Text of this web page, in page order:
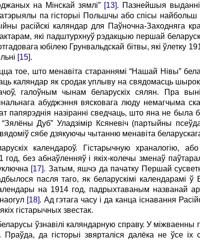
на Мінскай зямлі” [13]. Пазнейшыя выданні
па гісторыі Польшчы або спісы
расійскі каляндар для Паўночна-Заходняга
які падштурхнуў рэдакцыю першай
юбілею Грунвальдскай бітвы, які ўлетку
[15].
тое, што менавіта стараннямі “Нашай Нівы”
каляндар як сродак уплыву на свядомасць
галоўным чынам беларускіх сялян. Пра
абуджэння вясковага люду немагчыма
назіранні сведчаць, што яна не была
Дуб” Уладзімір Ксяневіч (партыйны
сябе дзякуючы чытанню менавіта
календароў. Гістарычную храналогію,
без абнаўленняў і якіх-колечы зменаў
[17]. Затым, яшчэ да пачатку Першай
пасля таго, як беларускімі календарамі ў
на 1914 год, падрыхтаваным названай
[18]. Ад гэтага часу і да канца існавання
гістарычных звестак.
ўзнавілі каляндарную справу. У
да гісторыі звярталіся далёка не ўсе іх